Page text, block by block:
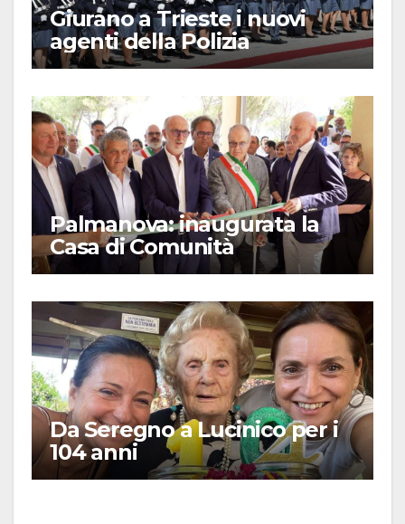
Giurano a Trieste i nuovi
agenti della Polizia
Palmanova: inaugurata la
Casa di Comunità
Da Seregno a Lucinico per i
104 anni